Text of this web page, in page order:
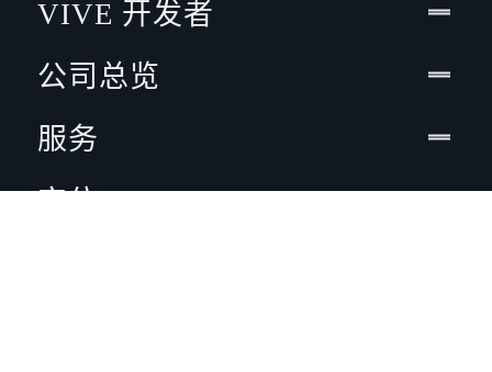
VIVE 开发者
公司总览
服务
定位